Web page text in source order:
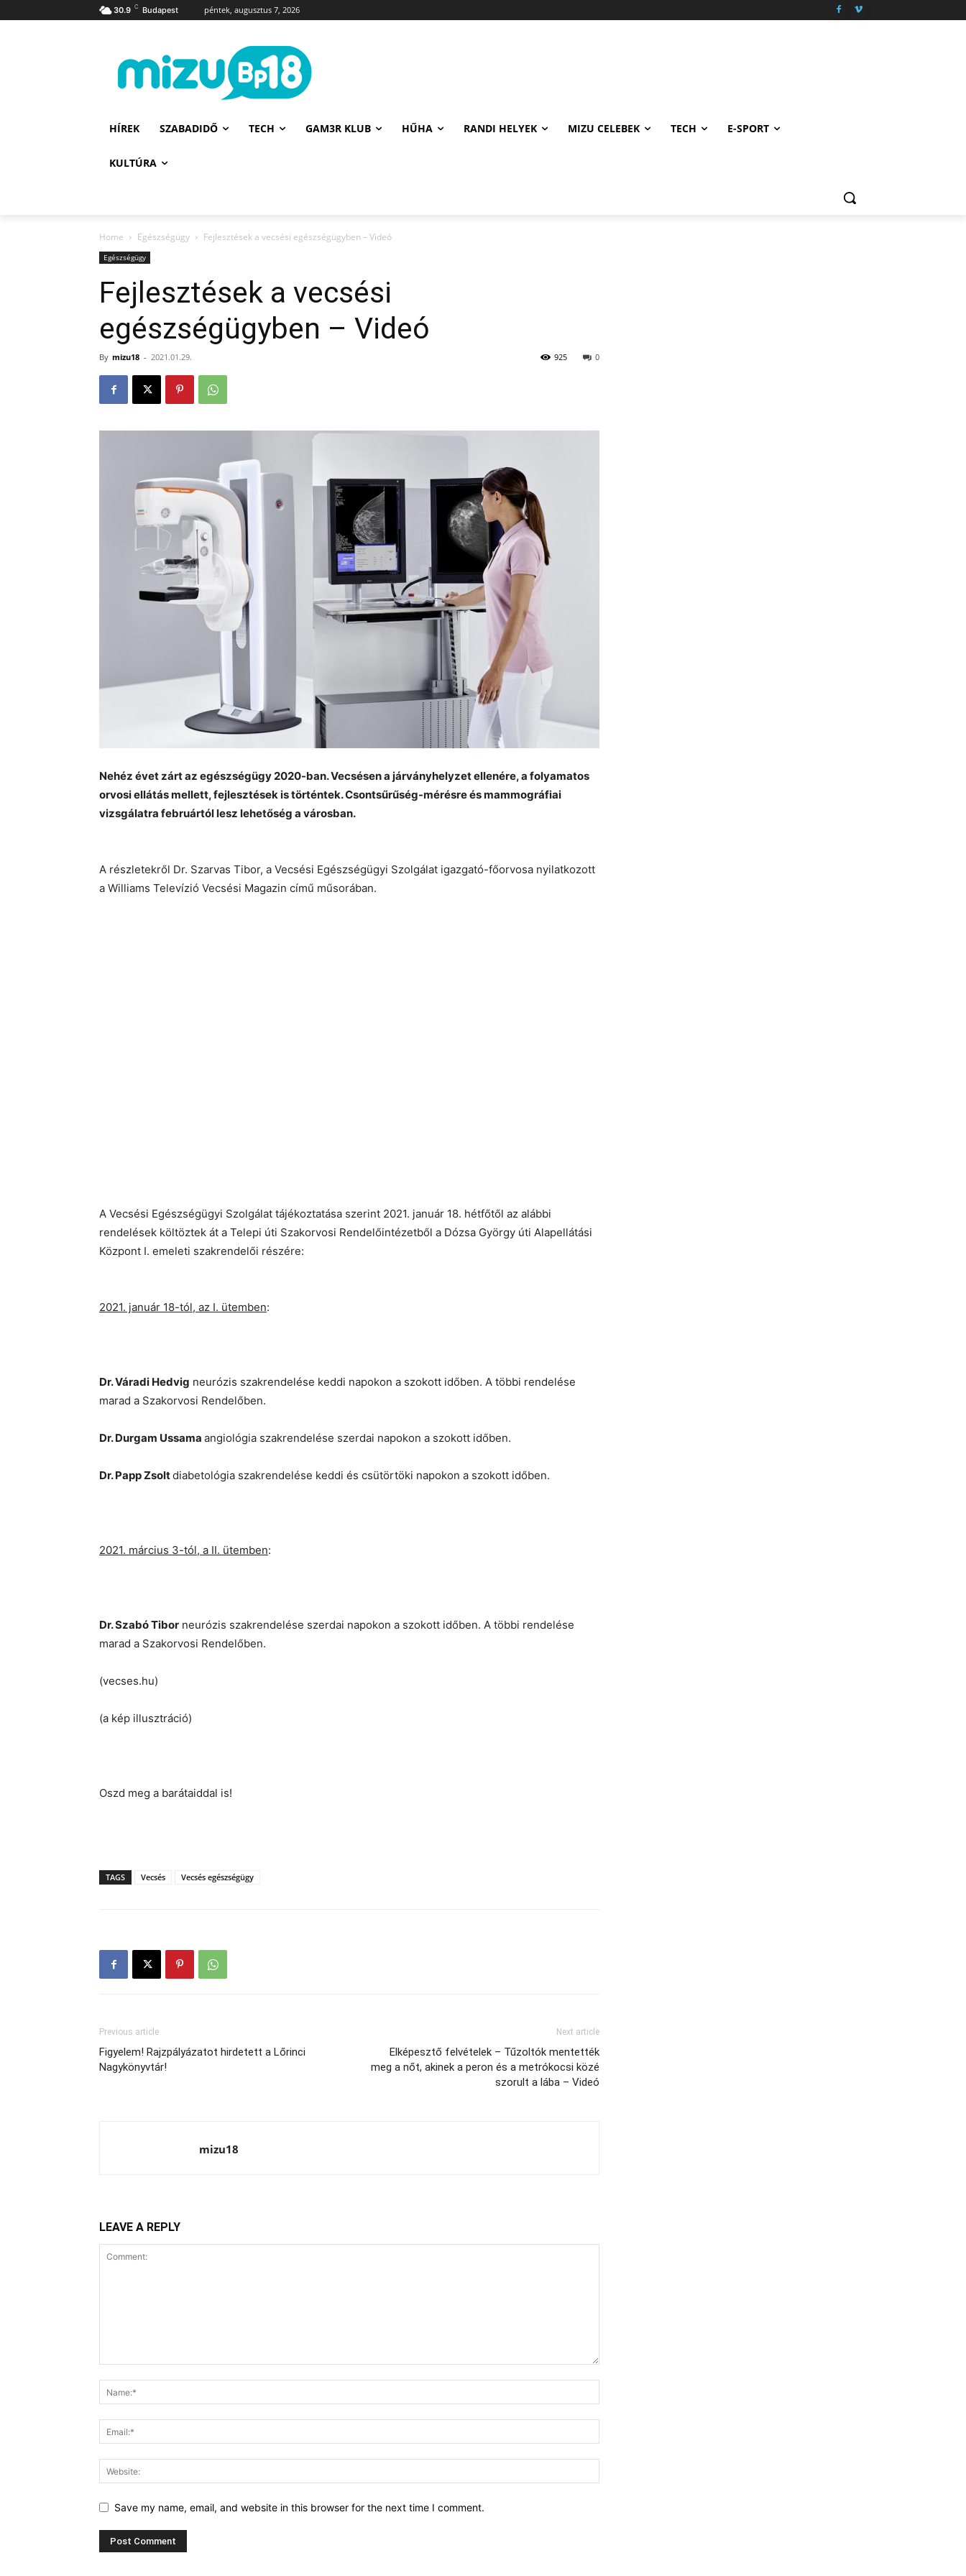
30.9 C Budapest péntek, augusztus 7, 2026
HÍREK SZABADIDŐ TECH GAM3R KLUB HŰHA RANDI HELYEK MIZU CELEBEK TECH E-SPORT
KULTÚRA
Home Egészségügy Fejlesztések a vecsési egészségügyben – Videó
Egészségügy
Fejlesztések a vecsési
egészségügyben – Videó
By mizu18 - 2021.01.29. 0
925
Nehéz évet zárt az egészségügy 2020-ban. Vecsésen a járványhelyzet ellenére, a folyamatos
orvosi ellátás mellett, fejlesztések is történtek. Csontsűrűség-mérésre és mammográfiai
vizsgálatra februártól lesz lehetőség a városban.
A részletekről Dr. Szarvas Tibor, a Vecsési Egészségügyi Szolgálat igazgató-főorvosa nyilatkozott
a Williams Televízió Vecsési Magazin című műsorában.
A Vecsési Egészségügyi Szolgálat tájékoztatása szerint 2021. január 18. hétfőtől az alábbi
rendelések költöztek át a Telepi úti Szakorvosi Rendelőintézetből a Dózsa György úti Alapellátási
Központ I. emeleti szakrendelői részére:
2021. január 18-tól, az I. ütemben:
Dr. Váradi Hedvig neurózis szakrendelése keddi napokon a szokott időben. A többi rendelése
marad a Szakorvosi Rendelőben.
Dr. Durgam Ussama angiológia szakrendelése szerdai napokon a szokott időben.
Dr. Papp Zsoltdiabetológia szakrendelése keddi és csütörtöki napokon a szokott időben.
2021. március 3-tól, a II. ütemben:
Dr. Szabó Tibor neurózis szakrendelése szerdai napokon a szokott időben. A többi rendelése
marad a Szakorvosi Rendelőben.
(vecses.hu)
(a kép illusztráció)
Oszd meg a barátaiddal is!
TAGS Vecsés Vecsés egészségügy
Previous article
Figyelem! Rajzpályázatot hirdetett a Lőrinci
Nagykönyvtár!
Next article
Elképesztő felvételek – Tűzoltók mentették
meg a nőt, akinek a peron és a metrókocsi közé
szorult a lába – Videó
mizu18
LEAVE A REPLY
Save my name, email, and website in this browser for the next time I comment.